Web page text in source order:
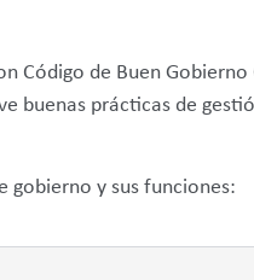
Código de Buen
buenas prácticas de
gobierno y sus funciones: